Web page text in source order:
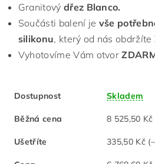
Granitový dřez Blanco.
Součásti balení je vše
silikonu, který od nás obdržíte
Vyhotovíme Vám otvor
Dostupnost Skladem
Běžná cena 8 525,50 Kč
Ušetříte 335,50 Kč